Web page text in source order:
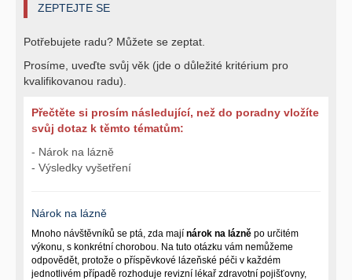
ZEPTEJTE SE
Potřebujete radu? Můžete se zeptat.
Prosíme, uveďte svůj věk (jde o důležité kritérium pro
kvalifikovanou radu).
Přečtěte si prosím následující, než do poradny vložíte
svůj dotaz k těmto tématům:
- Nárok na lázně
- Výsledky vyšetření
Nárok na lázně
Mnoho návštěvníků se ptá, zda mají nárok na lázně po určitém
výkonu, s konkrétní chorobou. Na tuto otázku vám nemůžeme
odpovědět, protože o příspěvkové lázeňské péči v každém
jednotlivém případě rozhoduje revizní lékař zdravotní pojišťovny,